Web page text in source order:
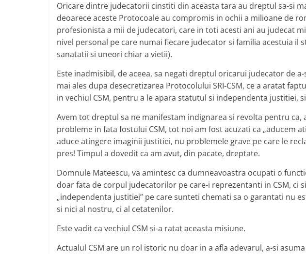
Oricare dintre judecatorii cinstiti din aceasta tara au dreptul sa-si
deoarece aceste Protocoale au compromis in ochii a milioane de
profesionista a mii de judecatori, care in toti acesti ani au judecat
nivel personal pe care numai fiecare judecator si familia acestuia il
sanatatii si uneori chiar a vietii).
Este inadmisibil, de aceea, sa negati dreptul oricarui judecator de
mai ales dupa desecretizarea Protocolului SRI-CSM, ce a aratat
in vechiul CSM, pentru a le apara statutul si independenta justitiei,
Avem tot dreptul sa ne manifestam indignarea si revolta pentru ca,
probleme in fata fostului CSM, tot noi am fost acuzati ca „aducem
aduce atingere imaginii justitiei, nu problemele grave pe care le
pres! Timpul a dovedit ca am avut, din pacate, dreptate.
Domnule Mateescu, va amintesc ca dumneavoastra ocupati o
doar fata de corpul judecatorilor pe care-i reprezentanti in CSM, ci
„independenta justitiei” pe care sunteti chemati sa o garantati nu
si nici al nostru, ci al cetatenilor.
Este vadit ca vechiul CSM si-a ratat aceasta misiune.
Actualul CSM are un rol istoric nu doar in a afla adevarul, a-si